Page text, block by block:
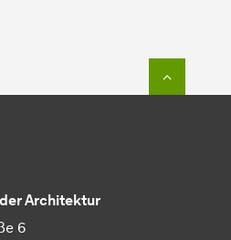
Architektur
6